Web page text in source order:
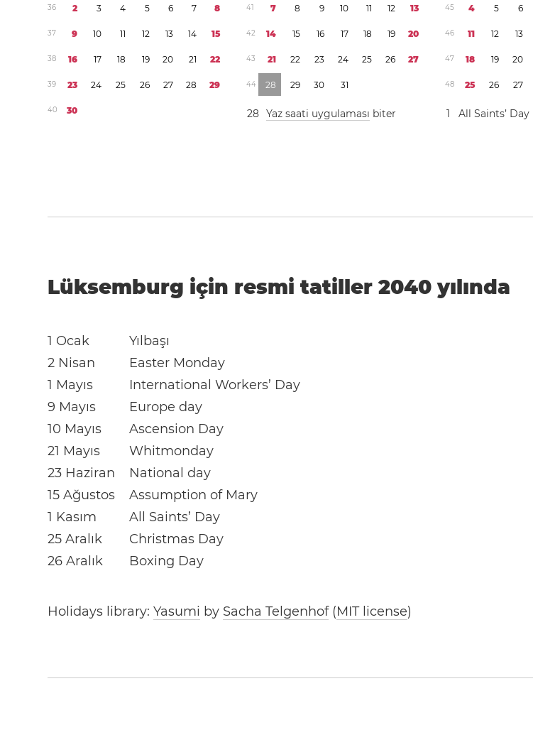
36 2 3 4 5 6 7 8
37 9 10 11 12 13 14 15
38 16 17 18 19 20 21 22
39 23 24 25 26 27 28 29
40 30
41 7 8 9 10 11 12 13
42 14 15 16 17 18 19 20
43 21 22 23 24 25 26 27
44 28 29 30 31
28 Yaz saati uygulaması biter
45 4 5 6
46 11 12 13
47 18 19 20
48 25 26 27
1 All Saints’ Day
Lüksemburg için resmi tatiller 2040 yılında
1 Ocak
Yılbaşı
2 Nisan
Easter Monday
1 Mayıs
International Workers’ Day
9 Mayıs
Europe day
10 Mayıs
Ascension Day
21 Mayıs
Whitmonday
23 Haziran
National day
15 Ağustos
Assumption of Mary
1 Kasım
All Saints’ Day
25 Aralık
Christmas Day
26 Aralık
Boxing Day
Holidays library:Yasumi by Sacha Telgenhof(MIT license)